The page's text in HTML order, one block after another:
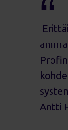
Antti